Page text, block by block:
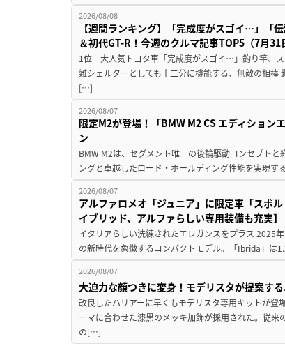
2026/08/08
【週間ランキング】「完成度がスゴイ…」「
＆初代GT-R！今週のクルマ記事TOP5（7月31
1位 大人気トヨタ車「完成度がスゴイ…」釣り竿、
難シェルターとしても十二分に機能する、無敵の相
[…]
2026/08/07
限定M2が登場！「BMW M2 CS エディション
ン
BMW M2は、セグメント唯一の後輪駆動コンセプト
ングと卓越したロード・ホールディング性能を実現
2026/08/07
アルファロメオ「ジュニア」に限定車「スポ
イブリッド、アルファらしい専用装備も充実】
イタリアらしい洗練されたエレガンスをプラス 2025
の新時代を象徴するコンパクトモデル。「Ibrida」は
2026/08/07
大迫力な顔つきに変身！モデリスタが提案す
改良したハリアーに早くもモデリスタ専用キットが
ーマに合わせた漆黒のメッキ加飾が採用された。従
の[…]